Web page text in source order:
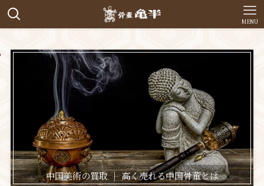
MENU
中国美術の買取 ｜ 高く売れる中国骨董とは